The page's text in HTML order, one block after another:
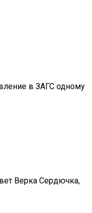
в ЗАГС одному
Верка Сердючка,